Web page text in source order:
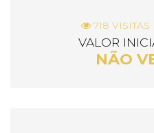
718 VISITAS
VALOR
NÃO